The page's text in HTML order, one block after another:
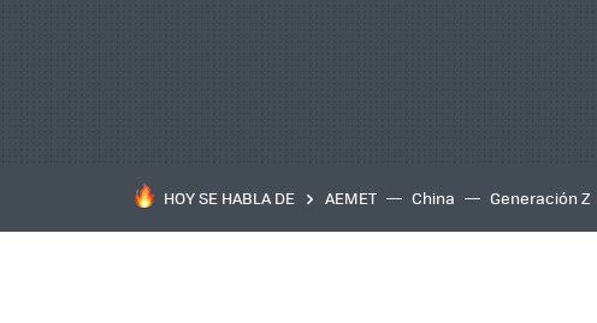
HOY SE HABLA DE AEMET China Generación Z